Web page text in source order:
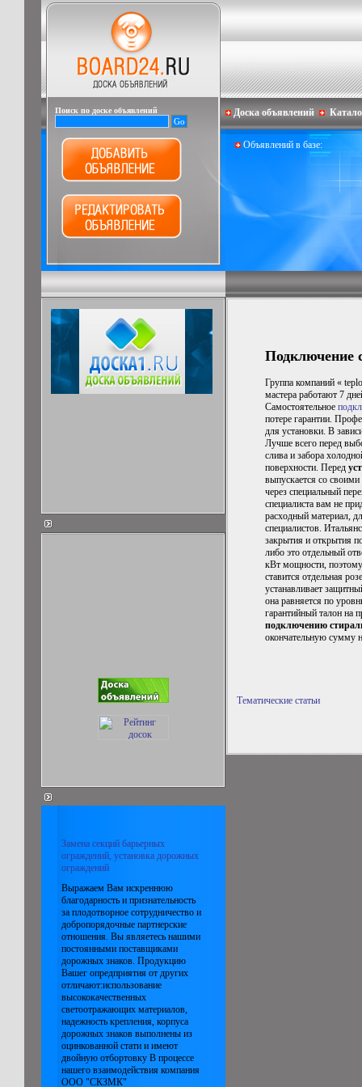
Поиск по доске объявлений
Замена секций барьерных
ограждений, установка дорожных
ограждений
Выражаем Вам искреннюю
благодарность и признательность
за плодотворное сотрудничество и
добропорядочные партнерские
отношения. Вы являетесь нашими
постоянными поставщиками
дорожных знаков. Продукцию
Вашег опредприятия от других
отличают:использование
высококачественных
светоотражающих материалов,
надежность крепления, корпуса
дорожных знаков выполнены из
оцинкованной стати и имеют
двойную отбортовку В процессе
нашего взаимодействия компания
ООО "СКЗМК"
Доска объявлений
Объявлений в базе:
Подключение
Группа компаний «
мастера работают 7
Самостоятельное
потере гарантии.
для установки. В
Лучше всего перед
слива и забора
поверхности. Перед
выпускается со
через специальный
специалиста вам не
расходный материал,
специалистов.
закрытия и открытия
либо это отдельный
кВт мощности, поэтому
ставится отдельная
устанавливает
она равняется по
гарантийный талон на
подключению
окончательную сумму
Тематические статьи